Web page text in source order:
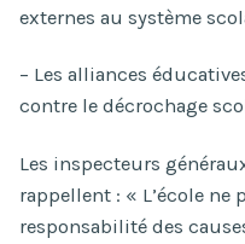
externes au système
– Les alliances
contre le décrochage
Les inspecteurs
rappellent : « L’école ne
responsabilité des